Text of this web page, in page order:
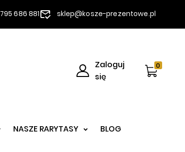
795 686 881 sklep@kosze-prezentowe.pl
Zaloguj
się
0
NASZE RARYTASY BLOG